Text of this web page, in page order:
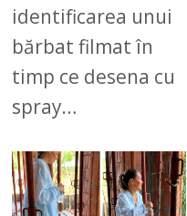
identificarea unui
bărbat filmat în
timp ce desena cu
spray…